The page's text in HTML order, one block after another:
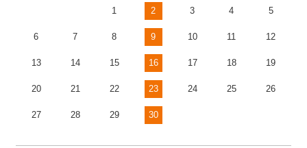
1 2 3 4 5
6 7 8 9 10 11 12
13 14 15 16 17 18 19
20 21 22 23 24 25 26
27 28 29 30